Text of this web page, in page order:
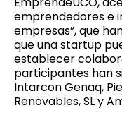
emprendedores e
empresas”, que
que una startup
establecer
participantes han
Intarcon Genaq,
Renovables, SL y